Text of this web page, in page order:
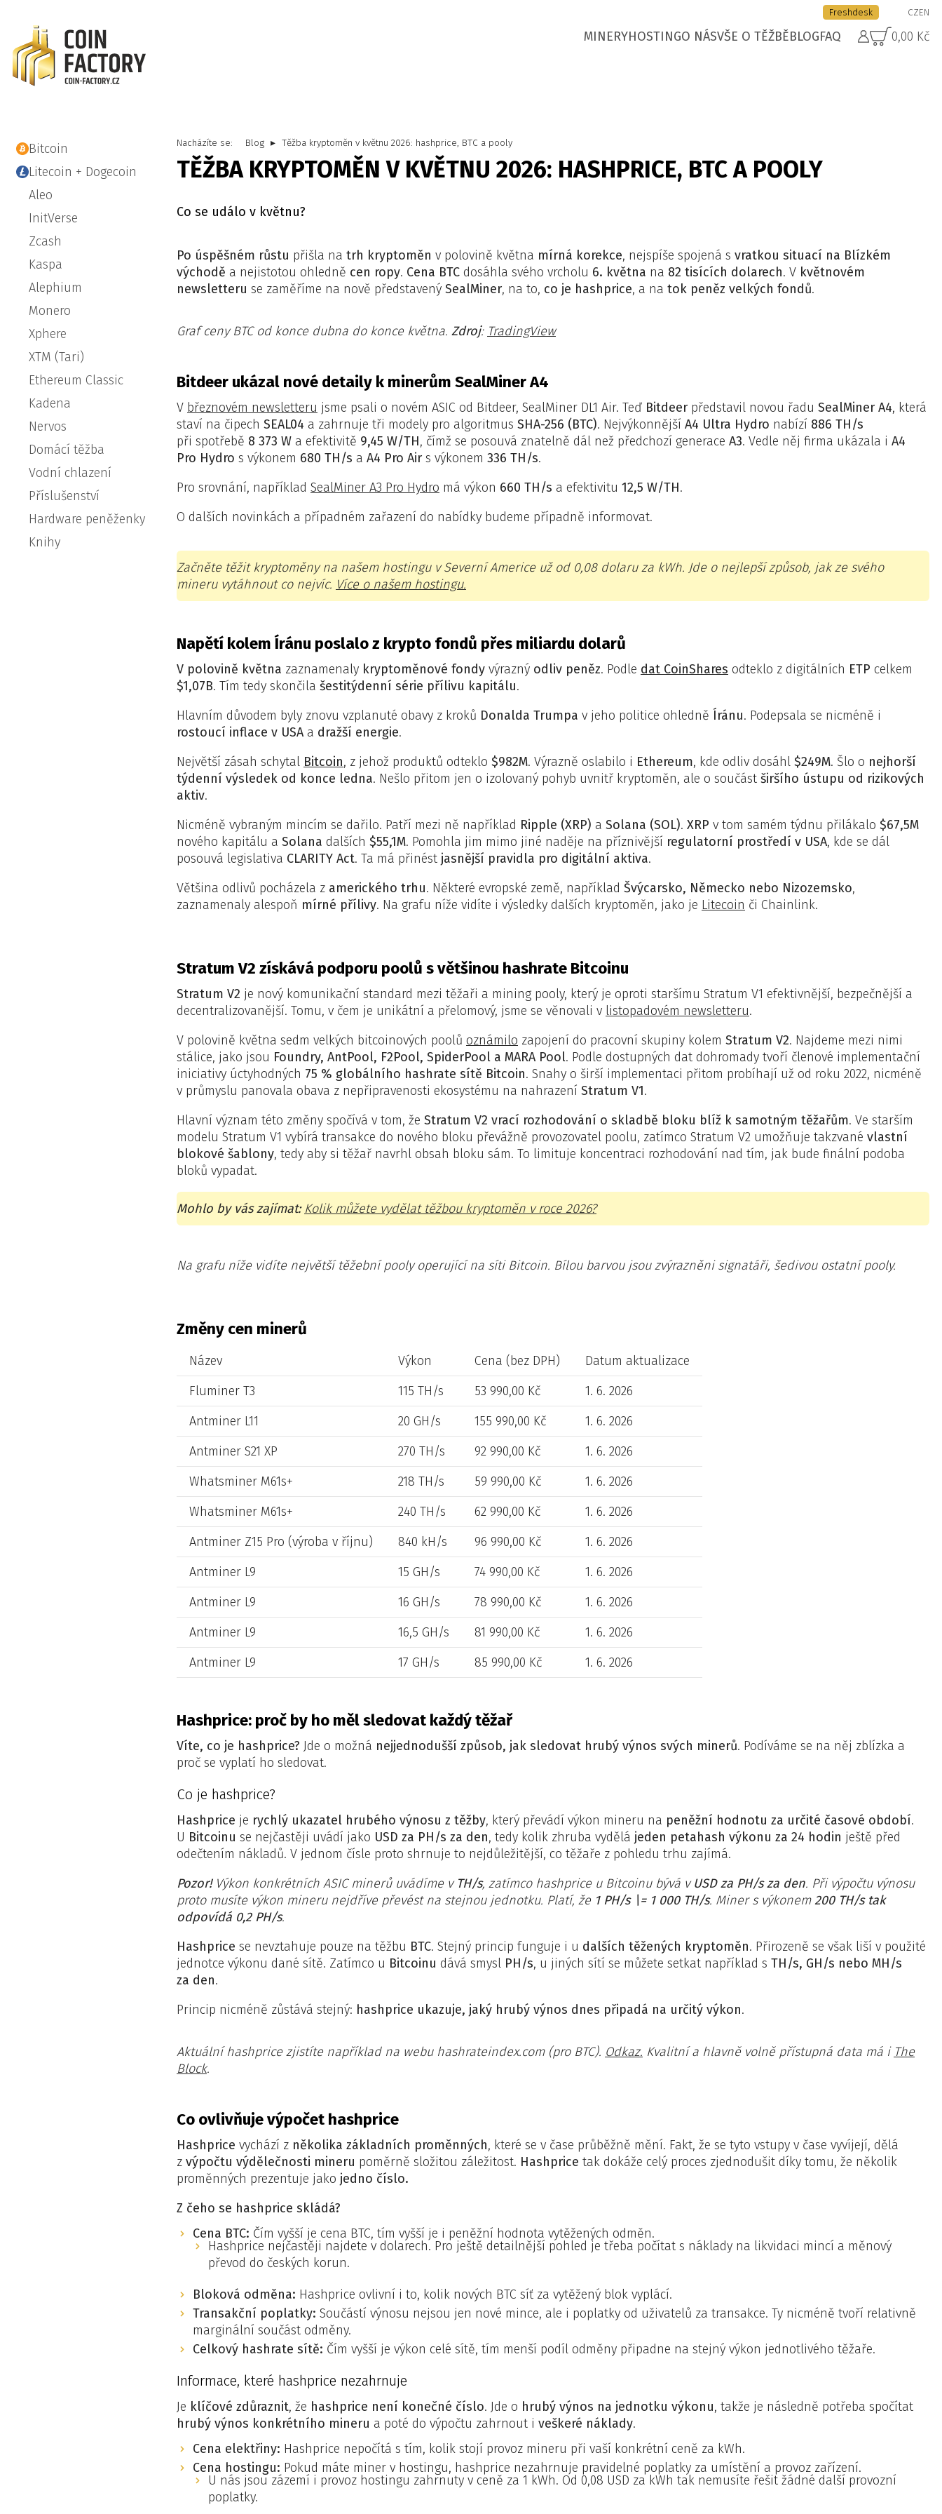
MINERYHOSTINGO NÁSVŠE O TĚŽBĚBLOGFAQ 0,00 Kč
CZEN
Freshdesk
Bitcoin
Litecoin + Dogecoin
Aleo
InitVerse
Zcash
Kaspa
Alephium
Monero
Xphere
XTM (Tari)
Ethereum Classic
Kadena
Nervos
Domácí těžba
Vodní chlazení
Příslušenství
Hardware peněženky
Knihy
Nacházíte se: Blog Těžba kryptoměn v květnu 2026: hashprice, BTC a pooly
TĚŽBA KRYPTOMĚN V KVĚTNU 2026: HASHPRICE, BTC A POOLY
Co se událo v květnu?
Po úspěšném růstu přišla na trh kryptoměn v polovině května mírná korekce, nejspíše spojená s vratkou situací na Blízkém
východě a nejistotou ohledně cen ropy. Cena BTC dosáhla svého vrcholu 6. května na 82 tisících dolarech. V květnovém
newsletteru se zaměříme na nově představený SealMiner, na to, co je hashprice, a na tok peněz velkých fondů.
Graf ceny BTC od konce dubna do konce května. Zdroj: TradingView
Bitdeer ukázal nové detaily k minerům SealMiner A4
V březnovém newsletteru jsme psali o novém ASIC od Bitdeer, SealMiner DL1 Air. Teď Bitdeer představil novou řadu SealMiner A4, která
staví na čipech SEAL04 a zahrnuje tři modely pro algoritmus SHA-256 (BTC). Nejvýkonnější A4 Ultra Hydro nabízí 886 TH/s
při spotřebě 8 373 W a efektivitě 9,45 W/TH, čímž se posouvá znatelně dál než předchozí generace A3. Vedle něj firma ukázala i A4
Pro Hydro s výkonem 680 TH/s a A4 Pro Air s výkonem 336 TH/s.
Pro srovnání, například SealMiner A3 Pro Hydro má výkon 660 TH/s a efektivitu 12,5 W/TH.
O dalších novinkách a případném zařazení do nabídky budeme případně informovat.
Začněte těžit kryptoměny na našem hostingu v Severní Americe už od 0,08 dolaru za kWh. Jde o nejlepší způsob, jak ze svého
mineru vytáhnout co nejvíc. Více o našem hostingu.
Napětí kolem Íránu poslalo z krypto fondů přes miliardu dolarů
V polovině května zaznamenaly kryptoměnové fondy výrazný odliv peněz. Podle dat CoinShares odteklo z digitálních ETP celkem
$1,07B. Tím tedy skončila šestitýdenní série přílivu kapitálu.
Hlavním důvodem byly znovu vzplanuté obavy z kroků Donalda Trumpa v jeho politice ohledně Íránu. Podepsala se nicméně i
rostoucí inflace v USA a dražší energie.
Největší zásah schytal Bitcoin, z jehož produktů odteklo $982M. Výrazně oslabilo i Ethereum, kde odliv dosáhl $249M. Šlo o nejhorší
týdenní výsledek od konce ledna. Nešlo přitom jen o izolovaný pohyb uvnitř kryptoměn, ale o součást širšího ústupu od rizikových
aktiv.
Nicméně vybraným mincím se dařilo. Patří mezi ně například Ripple (XRP) a Solana (SOL). XRP v tom samém týdnu přilákalo $67,5M
nového kapitálu a Solana dalších $55,1M. Pomohla jim mimo jiné naděje na příznivější regulatorní prostředí v USA, kde se dál
posouvá legislativa CLARITY Act. Ta má přinést jasnější pravidla pro digitální aktiva.
Většina odlivů pocházela z amerického trhu. Některé evropské země, například Švýcarsko, Německo nebo Nizozemsko,
zaznamenaly alespoň mírné přílivy. Na grafu níže vidíte i výsledky dalších kryptoměn, jako je Litecoin či Chainlink.
Stratum V2 získává podporu poolů s většinou hashrate Bitcoinu
Stratum V2 je nový komunikační standard mezi těžaři a mining pooly, který je oproti staršímu Stratum V1 efektivnější, bezpečnější a
decentralizovanější. Tomu, v čem je unikátní a přelomový, jsme se věnovali v listopadovém newsletteru.
V polovině května sedm velkých bitcoinových poolů oznámilo zapojení do pracovní skupiny kolem Stratum V2. Najdeme mezi nimi
stálice, jako jsou Foundry, AntPool, F2Pool, SpiderPool a MARA Pool. Podle dostupných dat dohromady tvoří členové implementační
iniciativy úctyhodných 75 % globálního hashrate sítě Bitcoin. Snahy o širší implementaci přitom probíhají už od roku 2022, nicméně
v průmyslu panovala obava z nepřipravenosti ekosystému na nahrazení Stratum V1.
Hlavní význam této změny spočívá v tom, že Stratum V2 vrací rozhodování o skladbě bloku blíž k samotným těžařům. Ve starším
modelu Stratum V1 vybírá transakce do nového bloku převážně provozovatel poolu, zatímco Stratum V2 umožňuje takzvané vlastní
blokové šablony, tedy aby si těžař navrhl obsah bloku sám. To limituje koncentraci rozhodování nad tím, jak bude finální podoba
bloků vypadat.
Mohlo by vás zajímat: Kolik můžete vydělat těžbou kryptoměn v roce 2026?
Na grafu níže vidíte největší těžební pooly operující na síti Bitcoin. Bílou barvou jsou zvýrazněni signatáři, šedivou ostatní pooly.
Změny cen minerů
Název Výkon Cena (bez DPH)
Datum aktualizace
Fluminer T3
115 TH/s 53 990,00 Kč
1. 6. 2026
Antminer L11
20 GH/s 155 990,00 Kč
1. 6. 2026
Antminer S21 XP
270 TH/s 92 990,00 Kč
1. 6. 2026
Whatsminer M61s+
218 TH/s 59 990,00 Kč
1. 6. 2026
Whatsminer M61s+
240 TH/s 62 990,00 Kč
1. 6. 2026
Antminer Z15 Pro (výroba v říjnu)
840 kH/s 96 990,00 Kč
1. 6. 2026
Antminer L9
15 GH/s 74 990,00 Kč
1. 6. 2026
Antminer L9
16 GH/s 78 990,00 Kč
1. 6. 2026
Antminer L9
16,5 GH/s 81 990,00 Kč
1. 6. 2026
Antminer L9
17 GH/s 85 990,00 Kč 1. 6. 2026
Hashprice: proč by ho měl sledovat každý těžař
Víte, co je hashprice? Jde o možná nejjednodušší způsob, jak sledovat hrubý výnos svých minerů. Podíváme se na něj zblízka a
proč se vyplatí ho sledovat.
Co je hashprice?
Hashprice je rychlý ukazatel hrubého výnosu z těžby, který převádí výkon mineru na peněžní hodnotu za určité časové období.
U Bitcoinu se nejčastěji uvádí jako USD za PH/s za den, tedy kolik zhruba vydělá jeden petahash výkonu za 24 hodin ještě před
odečtením nákladů. V jednom čísle proto shrnuje to nejdůležitější, co těžaře z pohledu trhu zajímá.
Pozor!Výkon konkrétních ASIC minerů uvádíme v TH/s, zatímco hashprice u Bitcoinu bývá vUSD za PH/s za den. Při výpočtu výnosu
proto musíte výkon mineru nejdříve převést na stejnou jednotku. Platí, že 1 PH/s \= 1 000 TH/s. Miner s výkonem200 TH/s tak
odpovídá 0,2 PH/s.
Hashprice se nevztahuje pouze na těžbu BTC. Stejný princip funguje i u dalších těžených kryptoměn. Přirozeně se však liší v použité
jednotce výkonu dané sítě. Zatímco u Bitcoinu dává smysl PH/s, u jiných sítí se můžete setkat například s TH/s, GH/s nebo MH/s
za den.
Princip nicméně zůstává stejný: hashprice ukazuje, jaký hrubý výnos dnes připadá na určitý výkon.
Aktuální hashprice zjistíte například na webu hashrateindex.com (pro BTC). Odkaz. Kvalitní a hlavně volně přístupná data má i The
Block.
Co ovlivňuje výpočet hashprice
Hashprice vychází z několika základních proměnných, které se v čase průběžně mění. Fakt, že se tyto vstupy v čase vyvíjejí, dělá
z výpočtu výdělečnosti mineru poměrně složitou záležitost. Hashprice tak dokáže celý proces zjednodušit díky tomu, že několik
proměnných prezentuje jako jedno číslo.
Z čeho se hashprice skládá?
Cena BTC: Čím vyšší je cena BTC, tím vyšší je i peněžní hodnota vytěžených odměn.
Hashprice nejčastěji najdete v dolarech. Pro ještě detailnější pohled je třeba počítat s náklady na likvidaci mincí a měnový
převod do českých korun.
Bloková odměna: Hashprice ovlivní i to, kolik nových BTC síť za vytěžený blok vyplácí.
Transakční poplatky: Součástí výnosu nejsou jen nové mince, ale i poplatky od uživatelů za transakce. Ty nicméně tvoří relativně
marginální součást odměny.
Celkový hashrate sítě: Čím vyšší je výkon celé sítě, tím menší podíl odměny připadne na stejný výkon jednotlivého těžaře.
Informace, které hashprice nezahrnuje
Je klíčové zdůraznit, že hashprice není konečné číslo. Jde o hrubý výnos na jednotku výkonu, takže je následně potřeba spočítat
hrubý výnos konkrétního mineru a poté do výpočtu zahrnout i veškeré náklady.
Cena elektřiny: Hashprice nepočítá s tím, kolik stojí provoz mineru při vaší konkrétní ceně za kWh.
Cena hostingu: Pokud máte miner v hostingu, hashprice nezahrnuje pravidelné poplatky za umístění a provoz zařízení.
U nás jsou zázemí i provoz hostingu zahrnuty v ceně za 1 kWh. Od 0,08 USD za kWh tak nemusíte řešit žádné další provozní
poplatky.